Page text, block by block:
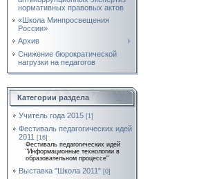
нормативных правовых актов
«Школа Минпросвещения
России»
Архив
Снижение бюрократической
нагрузки на педагогов
Категории раздела
Учитель года 2015 [1]
Фестиваль педагогических идей
2011 [16]
Фестиваль педагогических идей
"Информационные технологии в
образовательном процессе"
Выставка "Школа 2011" [0]